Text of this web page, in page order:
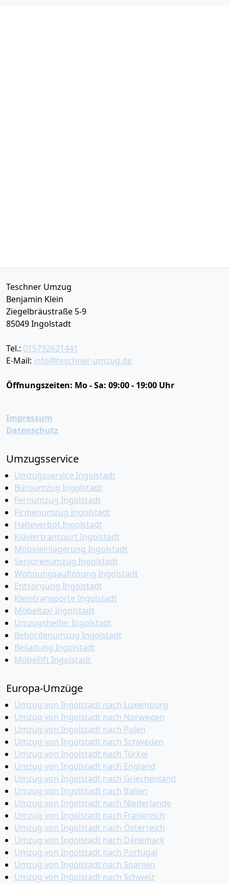
Teschner Umzug
Benjamin Klein
Ziegelbräustraße 5-9
85049Ingolstadt
Tel.: 015792621441
E-Mail: info@teschner-umzug.de
Öffnungszeiten: Mo - Sa: 09:00 - 19:00 Uhr
Impressum
Datenschutz
Umzugsservice
Umzugsservice Ingolstadt
Büroumzug Ingolstadt
Fernumzug Ingolstadt
Firmenumzug Ingolstadt
Halteverbot Ingolstadt
Klaviertransport Ingolstadt
Möbeleinlagerung Ingolstadt
Seniorenumzug Ingolstadt
Wohnungsauflösung Ingolstadt
Entsorgung Ingolstadt
Kleintransporte Ingolstadt
Möbeltaxi Ingolstadt
Umzugshelfer Ingolstadt
Behördenumzug Ingolstadt
Beiladung Ingolstadt
Möbellift Ingolstadt
Europa-Umzüge
Umzug von Ingolstadt nach Luxemburg
Umzug von Ingolstadt nach Norwegen
Umzug von Ingolstadt nach Polen
Umzug von Ingolstadt nach Schweden
Umzug von Ingolstadt nach Türkei
Umzug von Ingolstadt nach England
Umzug von Ingolstadt nach Griechenland
Umzug von Ingolstadt nach Italien
Umzug von Ingolstadt nach Niederlande
Umzug von Ingolstadt nach Frankreich
Umzug von Ingolstadt nach Österreich
Umzug von Ingolstadt nach Dänemark
Umzug von Ingolstadt nach Portugal
Umzug von Ingolstadt nach Spanien
Umzug von Ingolstadt nach Schweiz